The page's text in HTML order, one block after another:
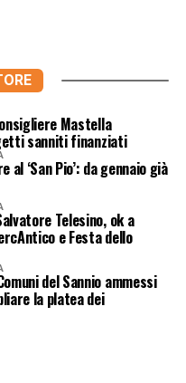
Mastella
sanniti finanziati
‘San Pio’: da gennaio già
Telesino, ok a
e Festa dello
del Sannio ammessi
la platea dei